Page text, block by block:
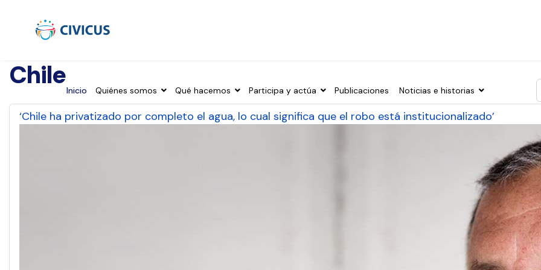
Inicio Quiénes somos Qué hacemos Participa y actúa Publicaciones Noticias e historias
Chile
‘Chile ha privatizado por completo el agua, lo cual significa que el robo está institucionalizado’